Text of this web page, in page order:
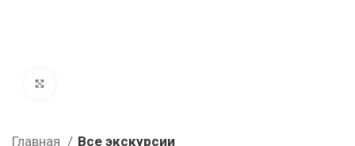
Главная Все экскурсии